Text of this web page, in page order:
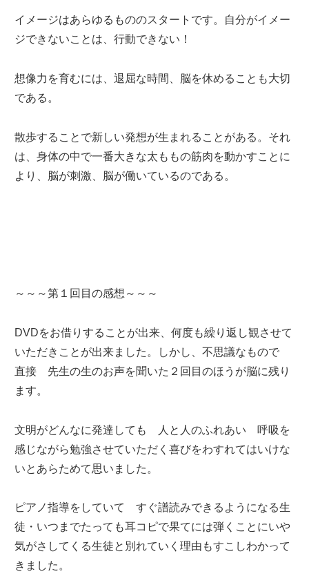
イメージはあらゆるもののスタートです。自分がイメー
ジできないことは、行動できない！
想像力を育むには、退屈な時間、脳を休めることも大切
である。
散歩することで新しい発想が生まれることがある。それ
は、身体の中で一番大きな太ももの筋肉を動かすことに
より、脳が刺激、脳が働いているのである。
～～～第１回目の感想～～～
DVDをお借りすることが出来、何度も繰り返し観させて
いただきことが出来ました。しかし、不思議なもので
直接 先生の生のお声を聞いた２回目のほうが脳に残り
ます。
文明がどんなに発達しても 人と人のふれあい 呼吸を
感じながら勉強させていただく喜びをわすれてはいけな
いとあらためて思いました。
ピアノ指導をしていて すぐ譜読みできるようになる生
徒・いつまでたっても耳コピで果てには弾くことにいや
気がさしてくる生徒と別れていく理由もすこしわかって
きました。